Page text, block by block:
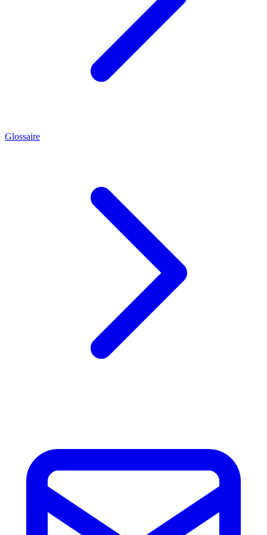
Glossaire